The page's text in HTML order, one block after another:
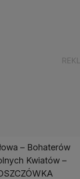
– Bohaterów
Kwiatów –